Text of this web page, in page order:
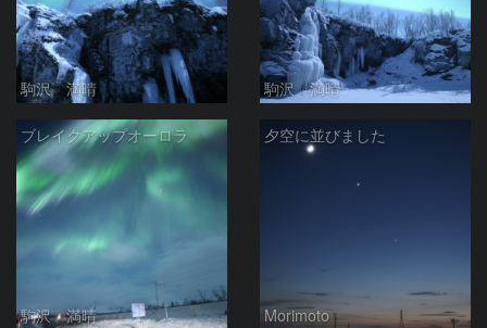
駒沢 満晴 駒沢 満晴
ブレイクアップオーロラ
駒沢 満晴
夕空に並びました
Morimoto